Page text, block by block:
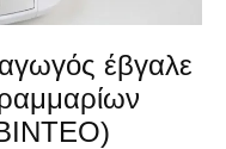
έβγαλε